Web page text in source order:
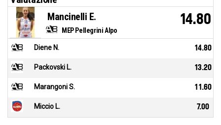
MEP Pellegrini Alpo
Mancinelli E. 14.80
Diene N. 14.80
Packovski L. 13.20
Marangoni S. 11.60
Miccio L. 7.00